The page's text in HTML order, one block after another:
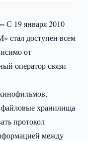
С 19 января 2010
стал доступен всем
от
оператор связи
хранилища
протокол
между